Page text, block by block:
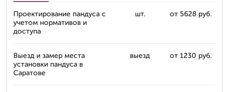
Проектирование пандуса с
учетом нормативов и
доступа
шт. от 5628 руб.
Выезд и замер места
установки пандуса в
Саратове
выезд от 1230 руб.